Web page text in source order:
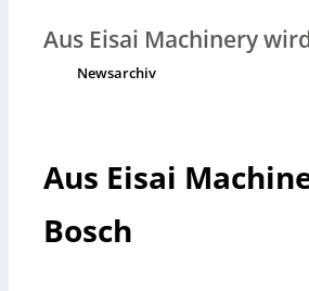
Aus Eisai Machinery
Newsarchiv
Aus Eisai
Bosch